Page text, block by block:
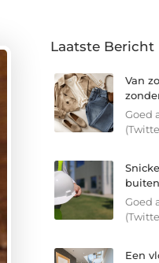
Laatste Bericht
Van
Goed
Goed
Een